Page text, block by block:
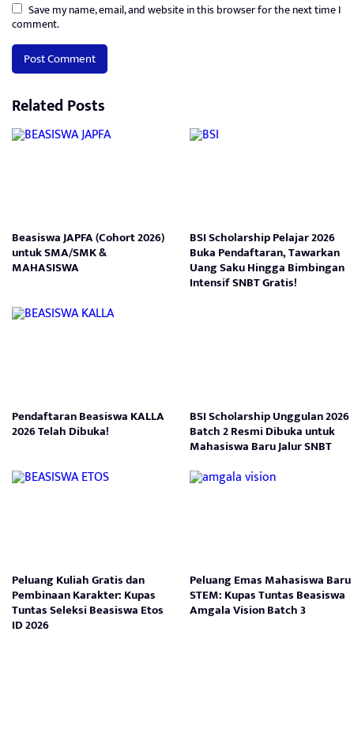
Save my name, email, and website in this browser for the next time I
comment.
Related Posts
Beasiswa JAPFA (Cohort 2026)
untuk SMA/SMK &
MAHASISWA
BSI Scholarship Pelajar 2026
Buka Pendaftaran, Tawarkan
Uang Saku Hingga Bimbingan
Intensif SNBT Gratis!
Pendaftaran Beasiswa KALLA
2026 Telah Dibuka!
BSI Scholarship Unggulan 2026
Batch 2 Resmi Dibuka untuk
Mahasiswa Baru Jalur SNBT
Peluang Kuliah Gratis dan
Pembinaan Karakter: Kupas
Tuntas Seleksi Beasiswa Etos
ID 2026
Peluang Emas Mahasiswa Baru
STEM: Kupas Tuntas Beasiswa
Amgala Vision Batch 3